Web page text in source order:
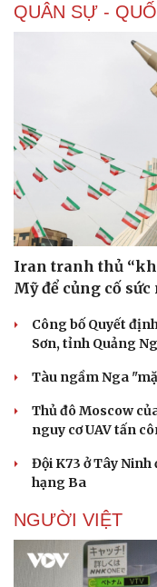
Doanh nghiệp
QUÂN SỰ -
Iran tranh thủ
Mỹ để củng cố
Công bố Quyết
Sơn, tỉnh Quảng
Tàu ngầm Nga
Thủ đô Moscow
nguy cơ UAV tấn
Đội K73 ở Tây Ninh
hạng Ba
NGƯỜI VIỆT